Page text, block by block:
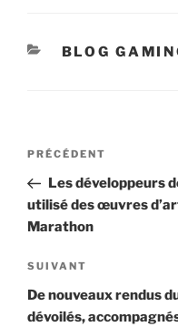
CATÉGORIES
BLOG
Navigation
l’article
Article
précédent
PRÉCÉDENT
Les développeurs
utilisé des œuvres
Marathon
Article
suivant
SUIVANT
De nouveaux rendus
dévoilés,